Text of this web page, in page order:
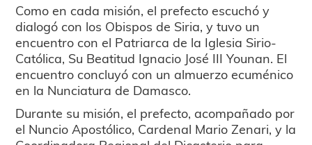
Como en cada misión, el prefecto escuchó y
dialogó con los Obispos de Siria, y tuvo un
encuentro con el Patriarca de la Iglesia Sirio-
Católica, Su Beatitud Ignacio José III Younan. El
encuentro concluyó con un almuerzo ecuménico
en la Nunciatura de Damasco.
Durante su misión, el prefecto, acompañado por
el Nuncio Apostólico, Cardenal Mario Zenari, y la